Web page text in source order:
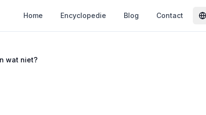
Home Encyclopedie Blog Contact
wat niet?